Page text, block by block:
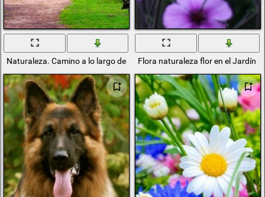
Naturaleza. Camino a lo largo de la avenida de abedul
Flora naturaleza flor en el Jardín